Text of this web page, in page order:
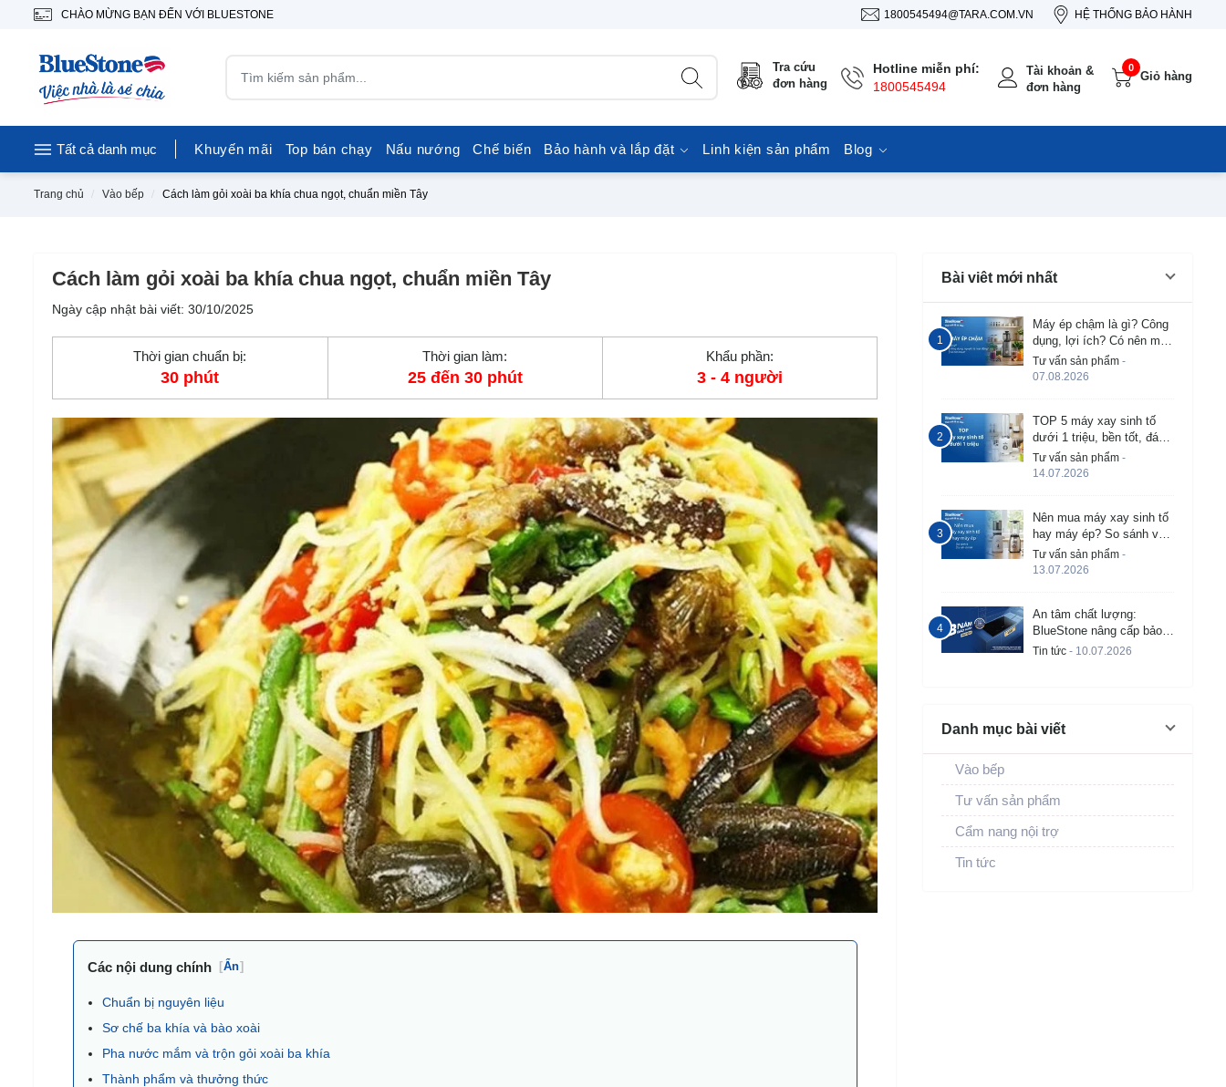
CHÀO MỪNG BẠN ĐẾN VỚI BLUESTONE 1800545494@TARA.COM.VN HỆ THỐNG BẢO HÀNH
Tra cứu
đơn hàng
Hotline miễn phí:
1800545494
Tài khoản &
đơn hàng
0
Giỏ hàng
Tất cả danh mục Khuyến mãi Top bán chạy Nấu nướng Chế biến Bảo hành và lắp đặt Linh kiện sản phẩm Blog
Trang chủ Vào bếp Cách làm gỏi xoài ba khía chua ngọt, chuẩn miền Tây
Cách làm gỏi xoài ba khía chua ngọt, chuẩn miền Tây
Ngày cập nhật bài viết: 30/10/2025
Thời gian chuẩn bị:
30 phút
Thời gian làm:
25 đến 30 phút
Khẩu phần:
3 - 4 người
Các nội dung chính [Ẩn]
Chuẩn bị nguyên liệu
Sơ chế ba khía và bào xoài
Pha nước mắm và trộn gỏi xoài ba khía
Thành phẩm và thưởng thức
Bài viêt mới nhất
Máy ép chậm là gì? Công
dụng, lợi ích? Có nên mua
không?
Tư vấn sản phẩm -
07.08.2026
TOP 5 máy xay sinh tố
dưới 1 triệu, bền tốt, đáng
mua 2026
Tư vấn sản phẩm -
14.07.2026
Nên mua máy xay sinh tố
hay máy ép? So sánh và
tư vấn chi tiết
Tư vấn sản phẩm -
13.07.2026
An tâm chất lượng:
BlueStone nâng cấp bảo
hành bếp từ âm lên đến 3
Tin tức - 10.07.2026
Danh mục bài viết
Vào bếp
Tư vấn sản phẩm
Cẩm nang nội trợ
Tin tức